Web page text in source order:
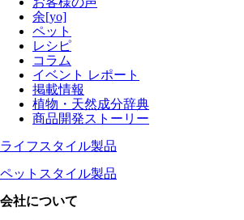
余[yo]
ペット
レシピ
コラム
イベント レポート
掲載情報
植物・天然成分辞典
商品開発ストーリー
ライフスタイル製品
ペットスタイル製品
会社について